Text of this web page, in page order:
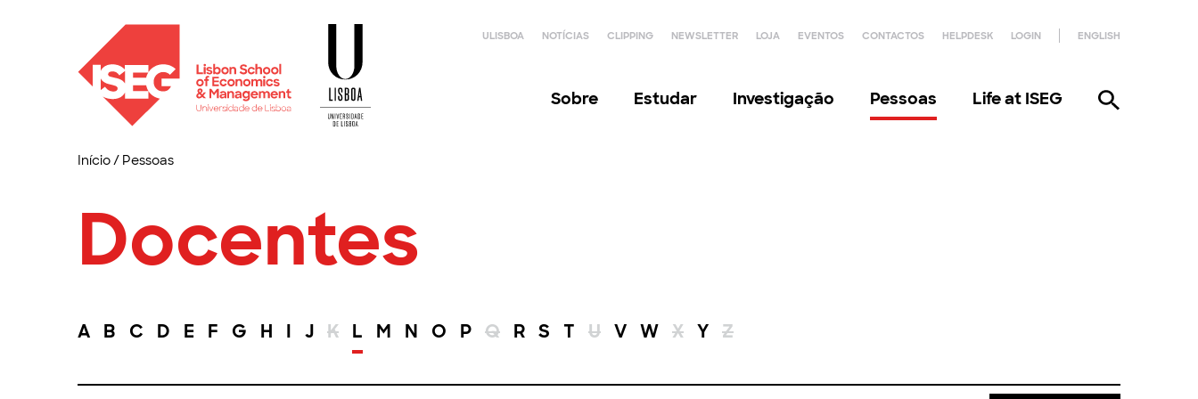
ULISBOA NOTÍCIAS CLIPPING NEWSLETTER LOJA EVENTOS CONTACTOS HELPDESK LOGIN ENGLISH
Sobre Estudar Investigação Pessoas Life at ISEG
Início/ Pessoas
Docentes
A B C D E F G H I J K L M N O P Q R S T U V W X Y Z